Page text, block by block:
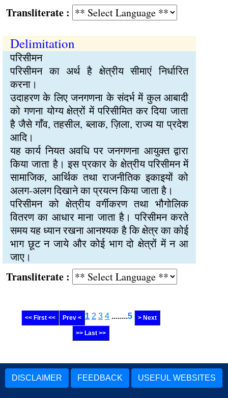
:
Delimitation
परिसीमन
परिसीमन का अर्थ है क्षेत्रीय सीमाएं निर्धारित
करना।
उदाहरण के लिए जनगणना के संदर्भ में कुल आबादी
को गणना योग्य क्षेत्रों में परिसीमित कर दिया जाता
है जैसे गाँव, तहसील, ब्लाक, ज़िला, राज्य या प्रदेश
आदि।
यह कार्य नियत अवधि पर जनगणना आयुक्त द्वारा
किया जाता है। इस प्रकार के क्षेत्रीय परिसीमन में
सामाजिक, आर्थिक तथा राजनीतिक इकाइयों को
अलग-अलग दिखाने का प्रयत्न किया जाता है।
परिसीमन को क्षेत्रीय वर्गीकरण तथा भौगोलिक
वितरण का आधार माना जाता है। परिसीमन करते
समय यह ध्यान रखना आनश्यक है कि क्षेत्र का कोई
भाग छूट न जाये और कोई भाग दो क्षेत्रों में न आ
जाए।
:
<< First << Prev < 1 2 3 4 ........5 > Next
>> Last >>
DISCLAIMER FEEDBACK USEFUL WEBSITES